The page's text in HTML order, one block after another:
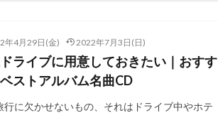
年4月29日(金) 2022年7月3日(日)
ライブに用意しておきたい｜おすす
ストアルバム名曲CD
行に欠かせないもの、それはドライブ中やホテ